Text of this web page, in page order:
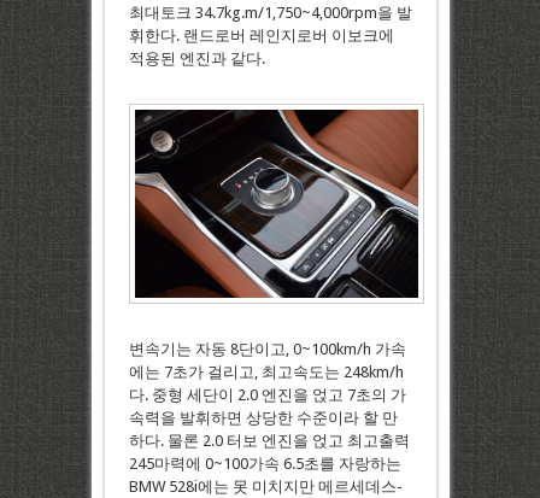
최대토크 34.7kg.m/1,750~4,000rpm을 발
휘한다. 랜드로버 레인지로버 이보크에
적용된 엔진과 같다.
변속기는 자동 8단이고, 0~100km/h 가속
에는 7초가 걸리고, 최고속도는 248km/h
다. 중형 세단이 2.0 엔진을 얹고 7초의 가
속력을 발휘하면 상당한 수준이라 할 만
하다. 물론 2.0 터보 엔진을 얹고 최고출력
245마력에 0~100가속 6.5초를 자랑하는
BMW 528i에는 못 미치지만 메르세데스-